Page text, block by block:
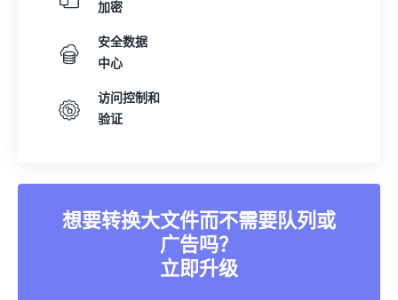
加密
安全数据
中心
访问控制和
验证
想要转换大文件而不需要队列或
广告吗？
立即升级